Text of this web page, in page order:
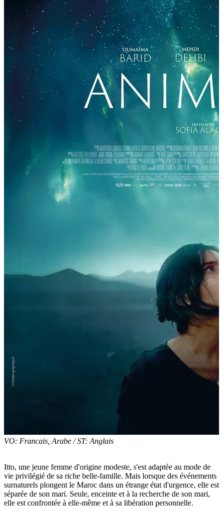
VO: Francais, Arabe / ST: Anglais
Itto, une jeune femme d'origine modeste, s'est adaptée au mode de
vie privilégié de sa riche belle-famille. Mais lorsque des événements
surnaturels plongent le Maroc dans un étrange état d'urgence, elle est
séparée de son mari. Seule, enceinte et à la recherche de son mari,
elle est confrontée à elle-même et à sa libération personnelle.